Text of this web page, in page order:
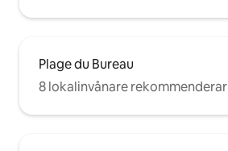
Plage du Bureau
8 lokalinvånare rekommenderar